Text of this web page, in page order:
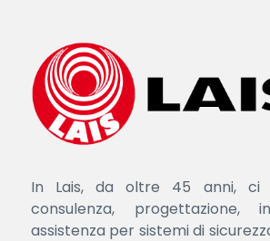
In Lais, da oltre 45 anni, ci
consulenza, progettazione,
assistenza per sistemi di